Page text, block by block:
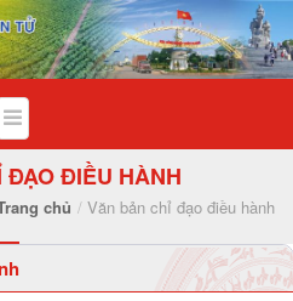
Gio Linh
ĐẠO ĐIỀU HÀNH
chủ Văn bản chỉ đạo điều hành